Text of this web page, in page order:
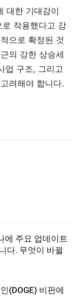
대한 기대감이
작용했다고 강
으로 확정된 것
의 강한 상승세
업 구조, 그리고
려해야 합니다.
에 주요 업데이트
다. 무엇이 바뀔
(DOGE) 비판에